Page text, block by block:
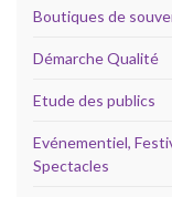
Boutiques de
Démarche Qualité
Etude des publics
Evénementiel,
Spectacles